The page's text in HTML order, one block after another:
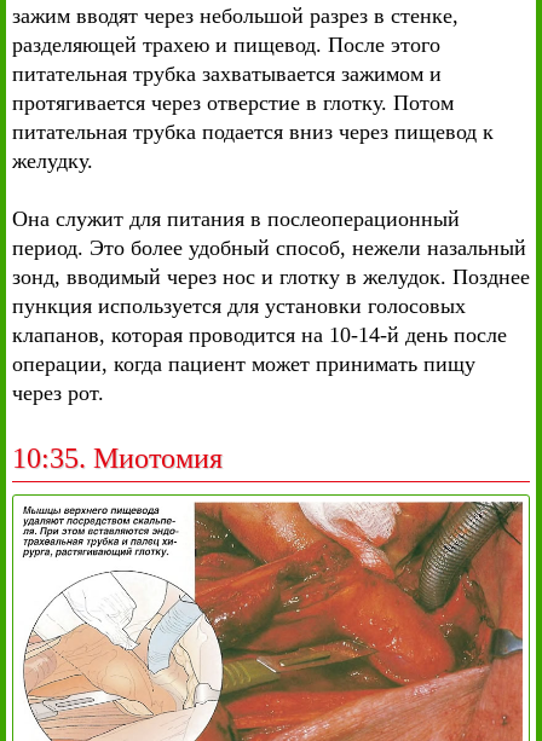
зажим вводят через небольшой разрез в стенке,
разделяющей трахею и пищевод. После этого
питательная трубка захватывается зажимом и
протягивается через отверстие в глотку. Потом
питательная трубка подается вниз через пищевод к
желудку.
Она служит для питания в послеоперационный
период. Это более удобный способ, нежели назальный
зонд, вводимый через нос и глотку в желудок. Позднее
пункция используется для установки голосовых
клапанов, которая проводится на 10-14-й день после
операции, когда пациент может принимать пищу
через рот.
10:35. Миотомия